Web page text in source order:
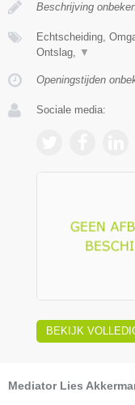
Beschrijving
Echtscheiding,
Ontslag, ▼
Openingstijden
Sociale media:
BEKIJK
Mediator Lies